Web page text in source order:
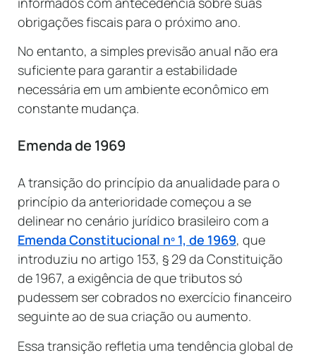
obrigações fiscais para o próximo ano.
No entanto, a simples previsão anual não era
suficiente para garantir a estabilidade
necessária em um ambiente econômico em
constante mudança.
Emenda de 1969
A transição do princípio da anualidade para o
princípio da anterioridade começou a se
delinear no cenário jurídico brasileiro com a
Emenda Constitucional nº 1, de 1969, que
introduziu no artigo 153, § 29 da Constituição
de 1967, a exigência de que tributos só
pudessem ser cobrados no exercício financeiro
seguinte ao de sua criação ou aumento.
Essa transição refletia uma tendência global de